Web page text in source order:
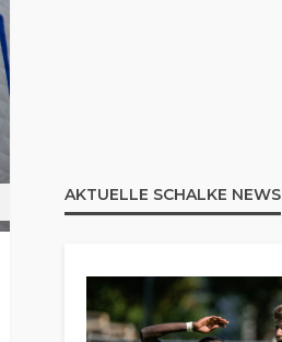
AKTUELLE SCHALKE NEWS